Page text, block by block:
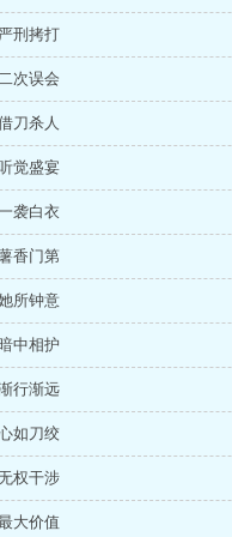
刑拷打
次误会
刀杀人
觉盛宴
袭白衣
香门第
所钟意
中相护
行渐远
如刀绞
权干涉
大价值